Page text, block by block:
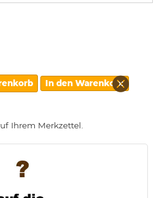
In den Warenkorb Diesen
Artikel
Ihrem Merkzettel.